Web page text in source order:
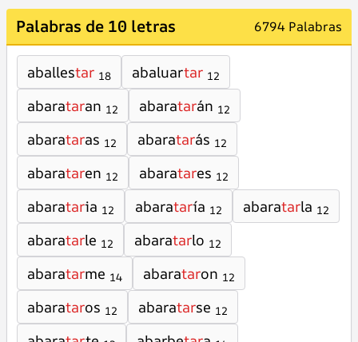
Palabras de 10 letras 6794 Palabras
aballestar 18 abaluartar 12
abarataran 12 abaratarán 12
abarataras 12 abaratarás 12
abarataren 12 abaratares 12
abarataria 12 abarataría 12 abaratarla 12
abaratarle 12 abaratarlo 12
abaratarme 14 abarataron 12
abarataros 12 abaratarse 12